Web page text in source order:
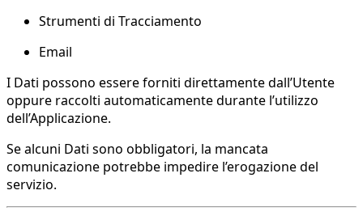
Strumenti di Tracciamento
Email
I Dati possono essere forniti direttamente dall’Utente
oppure raccolti automaticamente durante l’utilizzo
dell’Applicazione.
Se alcuni Dati sono obbligatori, la mancata
comunicazione potrebbe impedire l’erogazione del
servizio.